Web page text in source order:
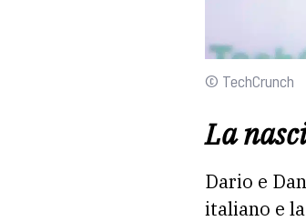
© TechCrunch
La
Dario e
italiano e